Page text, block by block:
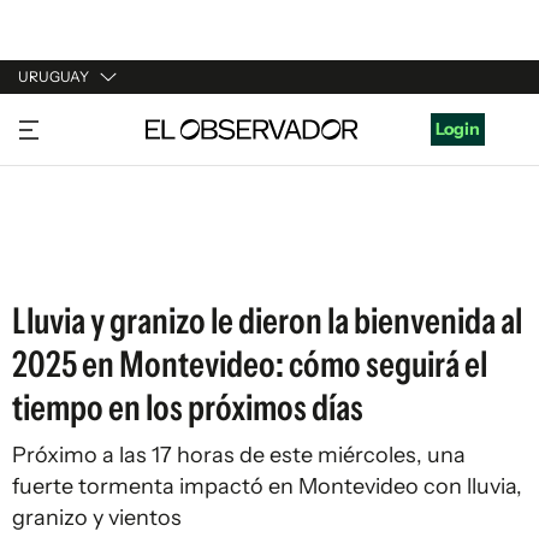
URUGUAY
URUGUAY
ARGENTINA
Login
Lluvia y granizo le dieron la bienvenida al
2025 en Montevideo: cómo seguirá el
tiempo en los próximos días
Próximo a las 17 horas de este miércoles, una
fuerte tormenta impactó en Montevideo con lluvia,
granizo y vientos